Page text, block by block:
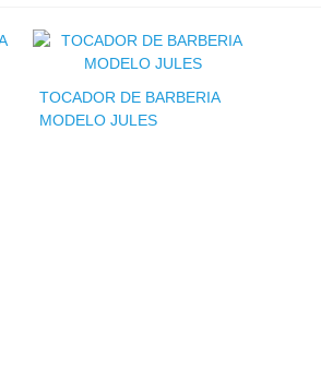
TOCADOR DE BARBERIA
MODELO JULES